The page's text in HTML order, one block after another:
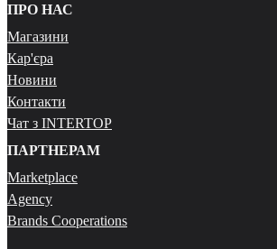
ПРО НАС
Магазини
Кар'єра
Новини
Контакти
Чат з INTERTOP
ПАРТНЕРАМ
Marketplace
Agency
Brands Cooperations